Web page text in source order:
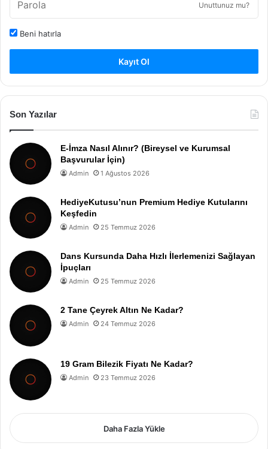
Unuttunuz mu?
Beni hatırla
Kayıt Ol
Son Yazılar
E-İmza Nasıl Alınır? (Bireysel ve Kurumsal
Başvurular İçin)
Admin 1 Ağustos 2026
HediyeKutusu’nun Premium Hediye Kutularını
Keşfedin
Admin 25 Temmuz 2026
Dans Kursunda Daha Hızlı İlerlemenizi Sağlayan
İpuçları
Admin 25 Temmuz 2026
2 Tane Çeyrek Altın Ne Kadar?
Admin 24 Temmuz 2026
19 Gram Bilezik Fiyatı Ne Kadar?
Admin 23 Temmuz 2026
Daha Fazla Yükle